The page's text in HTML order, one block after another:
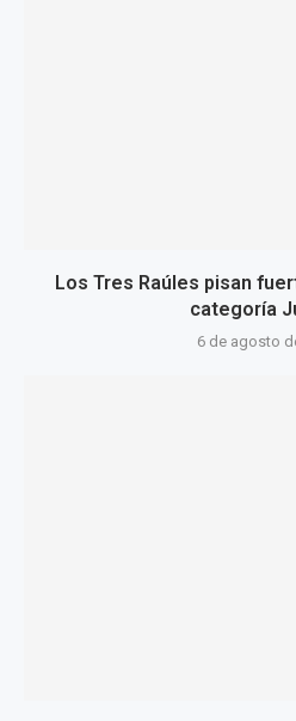
Los Tres Raúles pisan
categoría
6 de agosto